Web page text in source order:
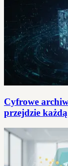
Cyfrowe
przejdzie